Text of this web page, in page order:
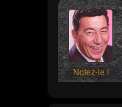
Notez-le !